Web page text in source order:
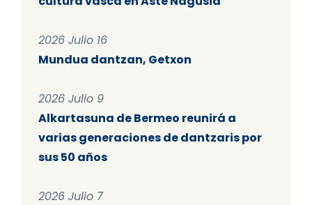
2026 Julio 16
Mundua dantzan, Getxon
2026 Julio 9
Alkartasuna de Bermeo reunirá a
varias generaciones de dantzaris por
sus 50 años
2026 Julio 7